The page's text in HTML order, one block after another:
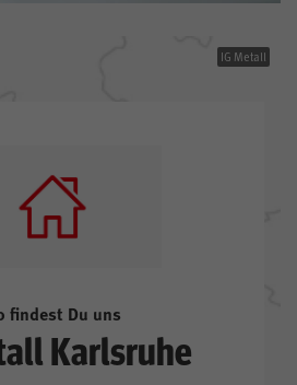
IG Metall
findest Du uns
Karlsruhe